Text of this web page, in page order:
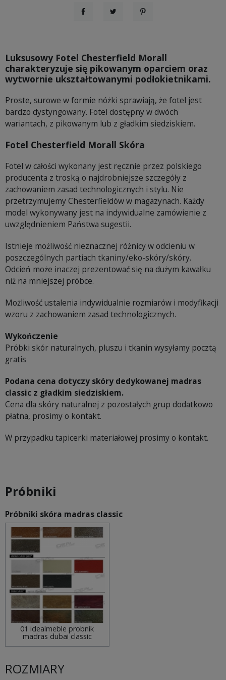
UdostępnijTweetujPinterest
Luksusowy Fotel Chesterfield Morall
charakteryzuje się pikowanym oparciem oraz
wytwornie ukształtowanymi podłokietnikami.
Proste, surowe w formie nóżki sprawiają, że fotel jest
bardzo dystyngowany. Fotel dostępny w dwóch
wariantach, z pikowanym lub z gładkim siedziskiem.
Fotel Chesterfield Morall Skóra
Fotel w całości wykonany jest ręcznie przez polskiego
producenta z troską o najdrobniejsze szczegóły z
zachowaniem zasad technologicznych i stylu. Nie
przetrzymujemy Chesterfieldów w magazynach. Każdy
model wykonywany jest na indywidualne zamówienie z
uwzględnieniem Państwa sugestii.
Istnieje możliwość nieznacznej różnicy w odcieniu w
poszczególnych partiach tkaniny/eko-skóry/skóry.
Odcień może inaczej prezentować się na dużym kawałku
niż na mniejszej próbce.
Możliwość ustalenia indywidualnie rozmiarów i modyfikacji
wzoru z zachowaniem zasad technologicznych.
Wykończenie
Próbki skór naturalnych, pluszu i tkanin wysyłamy pocztą
gratis
Podana cena dotyczy skóry dedykowanej madras
classic z gładkim siedziskiem.
Cena dla skóry naturalnej z pozostałych grup dodatkowo
płatna, prosimy o kontakt.
W przypadku tapicerki materiałowej prosimy o kontakt.
Próbniki
Próbniki skóra madras classic
01 idealmeble probnik
madras dubai classic
ROZMIARY